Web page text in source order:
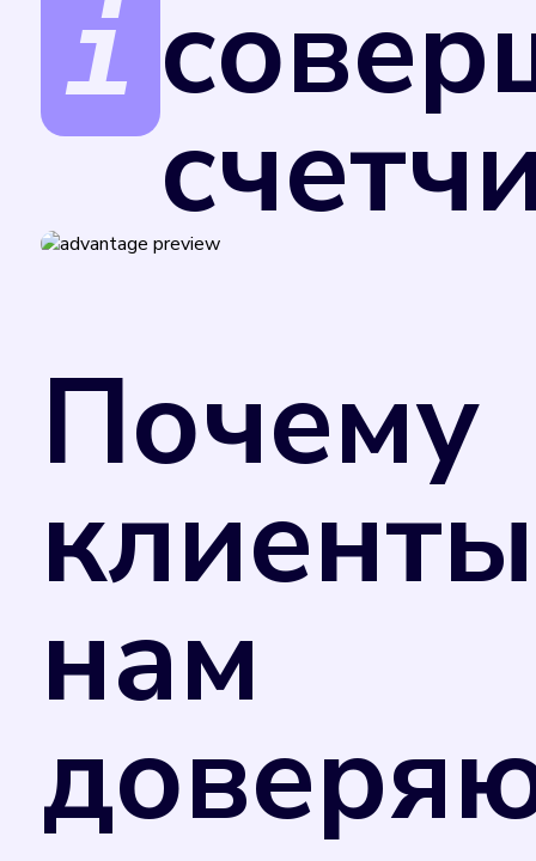
Поверка счетчиков обеспечивает
применения в сфере государственного
добровольном порядке. Однако
потребления коммунального ресурса в
отметкой в техническом паспорте
счетчика. Поэтому рекомендуем вам не
Почему
клиенты
нам